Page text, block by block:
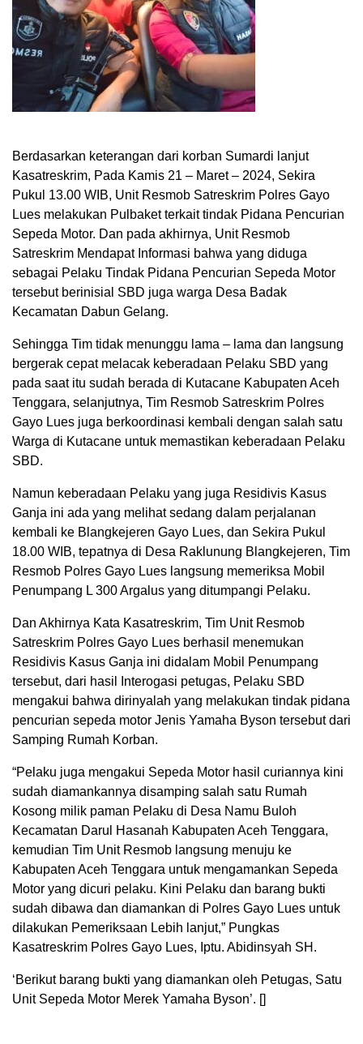
Berdasarkan keterangan dari korban Sumardi lanjut
Kasatreskrim, Pada Kamis 21 – Maret – 2024, Sekira
Pukul 13.00 WIB, Unit Resmob Satreskrim Polres Gayo
Lues melakukan Pulbaket terkait tindak Pidana Pencurian
Sepeda Motor. Dan pada akhirnya, Unit Resmob
Satreskrim Mendapat Informasi bahwa yang diduga
sebagai Pelaku Tindak Pidana Pencurian Sepeda Motor
tersebut berinisial SBD juga warga Desa Badak
Kecamatan Dabun Gelang.
Sehingga Tim tidak menunggu lama – lama dan langsung
bergerak cepat melacak keberadaan Pelaku SBD yang
pada saat itu sudah berada di Kutacane Kabupaten Aceh
Tenggara, selanjutnya, Tim Resmob Satreskrim Polres
Gayo Lues juga berkoordinasi kembali dengan salah satu
Warga di Kutacane untuk memastikan keberadaan Pelaku
SBD.
Namun keberadaan Pelaku yang juga Residivis Kasus
Ganja ini ada yang melihat sedang dalam perjalanan
kembali ke Blangkejeren Gayo Lues, dan Sekira Pukul
18.00 WIB, tepatnya di Desa Raklunung Blangkejeren, Tim
Resmob Polres Gayo Lues langsung memeriksa Mobil
Penumpang L 300 Argalus yang ditumpangi Pelaku.
Dan Akhirnya Kata Kasatreskrim, Tim Unit Resmob
Satreskrim Polres Gayo Lues berhasil menemukan
Residivis Kasus Ganja ini didalam Mobil Penumpang
tersebut, dari hasil Interogasi petugas, Pelaku SBD
mengakui bahwa dirinyalah yang melakukan tindak pidana
pencurian sepeda motor Jenis Yamaha Byson tersebut dari
Samping Rumah Korban.
“Pelaku juga mengakui Sepeda Motor hasil curiannya kini
sudah diamankannya disamping salah satu Rumah
Kosong milik paman Pelaku di Desa Namu Buloh
Kecamatan Darul Hasanah Kabupaten Aceh Tenggara,
kemudian Tim Unit Resmob langsung menuju ke
Kabupaten Aceh Tenggara untuk mengamankan Sepeda
Motor yang dicuri pelaku. Kini Pelaku dan barang bukti
sudah dibawa dan diamankan di Polres Gayo Lues untuk
dilakukan Pemeriksaan Lebih lanjut,” Pungkas
Kasatreskrim Polres Gayo Lues, Iptu. Abidinsyah SH.
‘Berikut barang bukti yang diamankan oleh Petugas, Satu
Unit Sepeda Motor Merek Yamaha Byson’. []